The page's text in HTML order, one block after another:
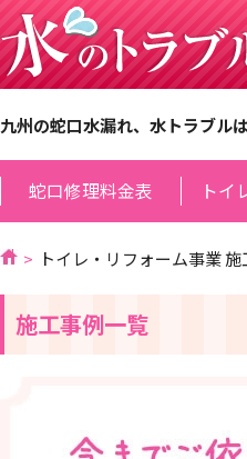
九州の蛇口水漏れ、水トラブル
蛇口修理料金表 トイ
トイレ・リフォーム事業 施
施工事例一覧